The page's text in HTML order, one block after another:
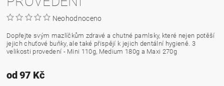
Neohodnoceno
Dopřejte svým mazlíčkům zdravé a chutné pamlsky, které nejen potěší
jejich chuťové buňky, ale také přispějí k jejich dentální hygieně. 3
velikosti provedení - Mini 110g, Medium 180g a Maxi 270g
od 97 Kč